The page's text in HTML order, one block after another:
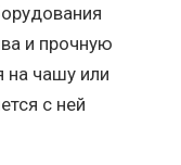
и прочную
на чашу или
с ней